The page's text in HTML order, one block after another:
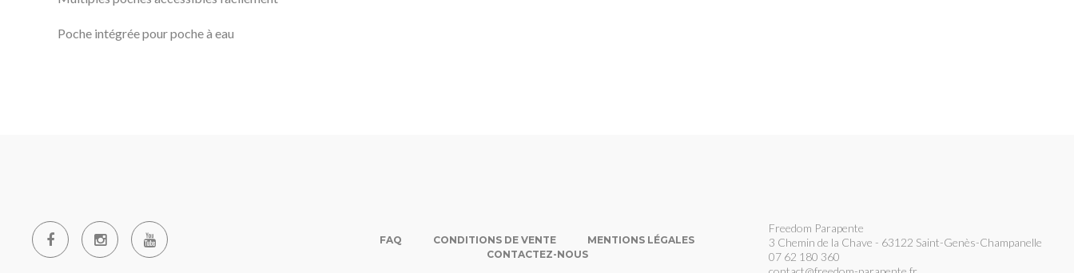
Poche intégrée pour poche à eau
FAQ CONDITIONS DE VENTE
MENTIONS LÉGALES
CONTACTEZ-NOUS
Freedom Parapente
3 Chemin de la Chave - 63122 Saint-Genès-Champanelle
07 62 180 360